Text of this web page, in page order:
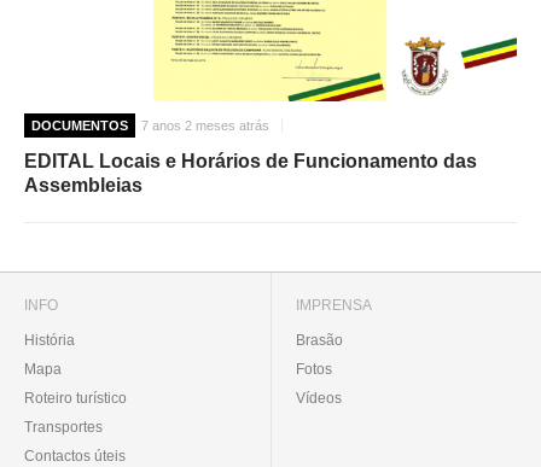
DOCUMENTOS 7 anos 2 meses atrás
EDITAL Locais e Horários de Funcionamento das
Assembleias
INFO
História
Mapa
Roteiro turístico
Transportes
Contactos úteis
IMPRENSA
Brasão
Fotos
Vídeos